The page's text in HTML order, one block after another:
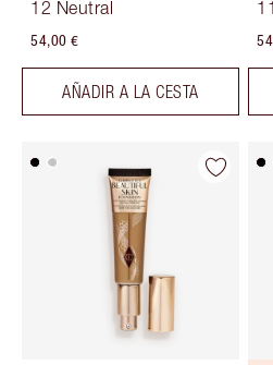
12 Neutral
54,00 €
AÑADIR A LA CESTA